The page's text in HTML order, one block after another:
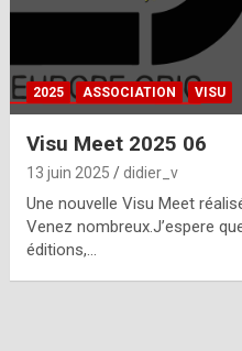
2025 ASSOCIATION VISU
Visu Meet 2025 06
13 juin 2025 didier_v
Une nouvelle Visu Meet
Venez nombreux.J’espere
éditions,…